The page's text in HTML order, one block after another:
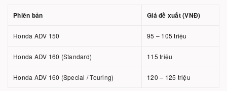
Phiên bản Giá đề xuất (VNĐ)
Honda ADV 150 95 – 105 triệu
Honda ADV 160 (Standard) 115 triệu
Honda ADV 160 (Special / Touring) 120 – 125 triệu